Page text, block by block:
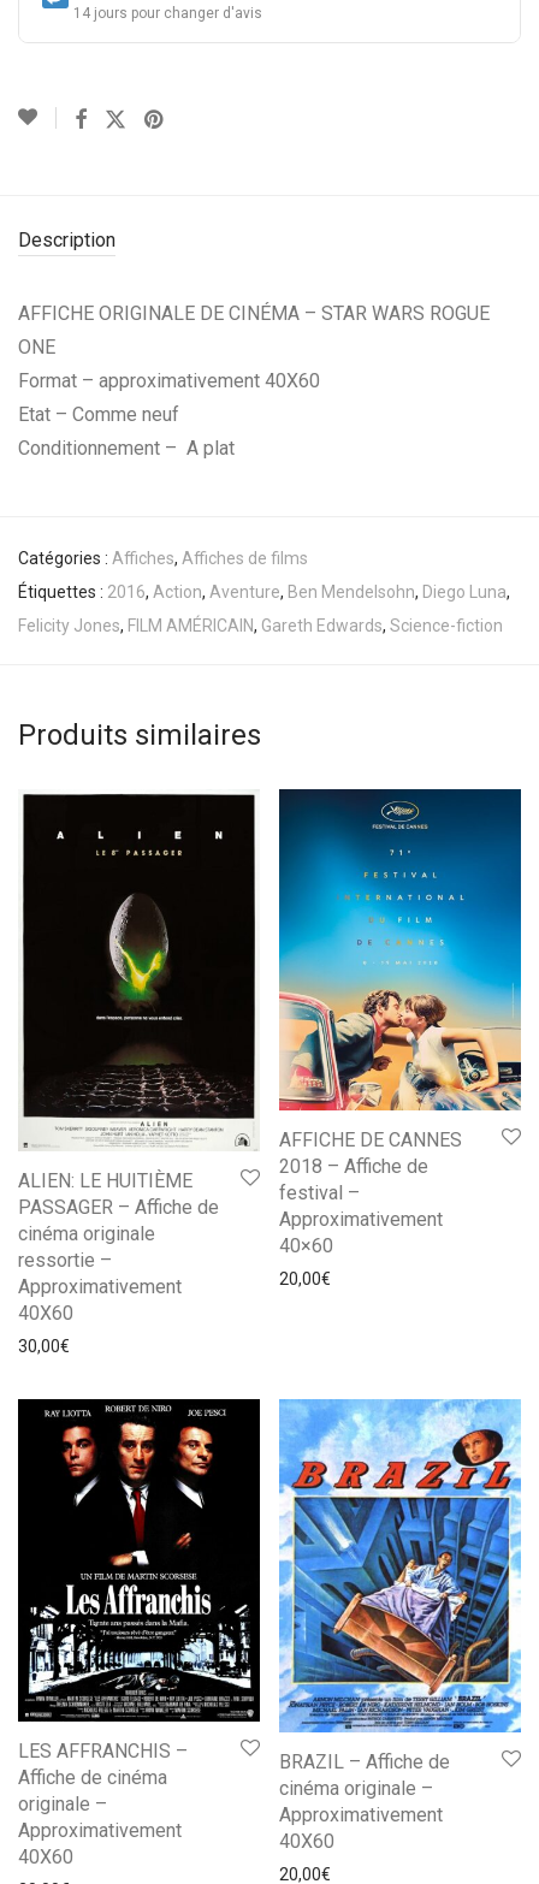
14 jours pour changer d'avis
Description
AFFICHE ORIGINALE DE CINÉMA – STAR WARS ROGUE
ONE
Format – approximativement 40X60
Etat – Comme neuf
Conditionnement – A plat
Catégories : Affiches, Affiches de films
Étiquettes : 2016, Action, Aventure, Ben Mendelsohn, Diego Luna,
Felicity Jones, FILM AMÉRICAIN, Gareth Edwards, Science-fiction
Produits similaires
ALIEN: LE HUITIÈME
PASSAGER – Affiche de
cinéma originale
ressortie –
Approximativement
40X60
30,00€
AFFICHE DE CANNES
2018 – Affiche de
festival –
Approximativement
40×60
20,00€
LES AFFRANCHIS –
Affiche de cinéma
originale –
Approximativement
40X60
BRAZIL – Affiche de
cinéma originale –
Approximativement
40X60
20,00€